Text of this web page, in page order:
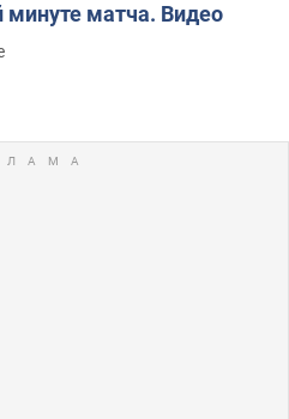
минуте матча. Видео